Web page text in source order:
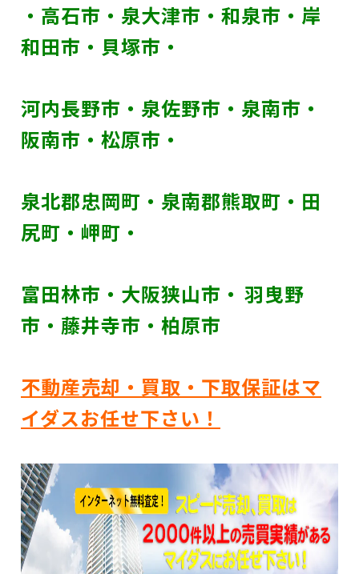
・高石市・泉大津市・和泉市・岸
和田市・貝塚市・
河内長野市・ 泉佐野市・泉南市・
阪南市・松原市・
泉北郡忠岡町・ 泉南郡熊取町・田
尻町・岬町・
富田林市・大阪狭山市・ 羽曳野
市・藤井寺市・柏原市
不動産売却・買取・下取保証はマ
イダスお任せ下さい！